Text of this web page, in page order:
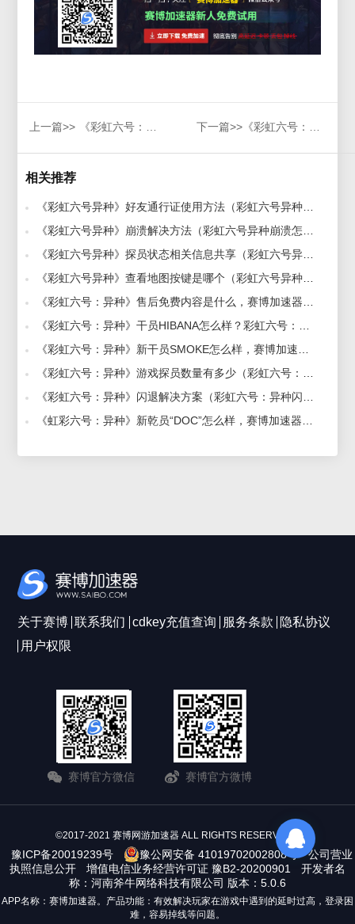
上一篇>> 《彩虹六号：异种》将于19日提前开放，赛博加速器助力稳定玩 下一篇>>《彩虹六号：异种》干员Vigil,介绍潜行背后一击，赛博加速器带来一览
相关推荐
《彩虹六号异种》好友通行证使用方法（彩虹六号异种怎么用好友通行证） 2022-01-20
《彩虹六号异种》崩溃解决方法（彩虹六号异种崩溃怎么办） 2022-01-20
《彩虹六号异种》探员状态相关信息共享（彩虹六号异种探员怎么看状态相关信息） 2022-01-20
《彩虹六号异种》查看地图按键是哪个（彩虹六号异种怎么查看地图） 2022-01-20
《彩虹六号：异种》售后免费内容是什么，赛博加速器带来介绍 2021-11-25
《彩虹六号：异种》干员HIBANA怎么样？彩虹六号：异种干员HIBANA介绍 2021-12-09
《彩虹六号：异种》新干员SMOKE怎么样，赛博加速器为你介绍 2021-12-14
《彩虹六号：异种》游戏探员数量有多少（彩虹六号：异种探员的数量） 2022-01-20
《彩虹六号：异种》闪退解决方案（彩虹六号：异种闪退怎么办） 2022-01-20
《虹彩六号：异种》新乾员“DOC”怎么样，赛博加速器为你介绍 2021-09-17
关于赛博 联系我们 cdkey充值查询 服务条款
隐私协议
用户权限
赛博官方微信 赛博官方微博
©2017-2021 赛博网游加速器 ALL RIGHTS RESERVERD
豫ICP备20019239号 豫公网安备 41019702002808号
公司营业
执照信息公开
增值电信业务经营许可证 豫B2-20200901
开发者名
称：河南斧牛网络科技有限公司 版本：5.0.6
APP名称：赛博加速器。产品功能：有效解决玩家在游戏中遇到的延时过高，登录困
难，容易掉线等问题。